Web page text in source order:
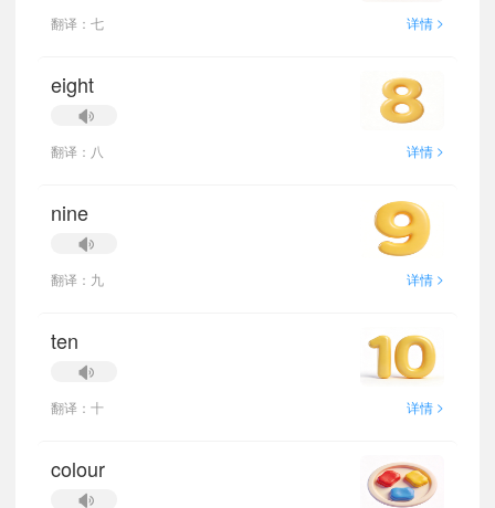
翻译：七 详情 >
eight
翻译：八 详情 >
nine
翻译：九 详情 >
ten
翻译：十 详情 >
colour